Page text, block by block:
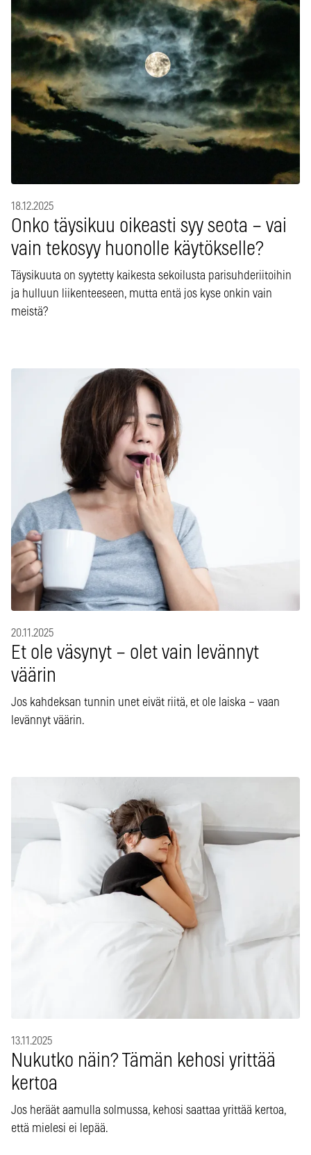
18.12.2025
Onko täysikuu oikeasti syy seota – vai
vain tekosyy huonolle käytökselle?
Täysikuuta on syytetty kaikesta sekoilusta parisuhderiitoihin
ja hulluun liikenteeseen, mutta entä jos kyse onkin vain
meistä?
20.11.2025
Et ole väsynyt – olet vain levännyt
väärin
Jos kahdeksan tunnin unet eivät riitä, et ole laiska – vaan
levännyt väärin.
13.11.2025
Nukutko näin? Tämän kehosi yrittää
kertoa
Jos heräät aamulla solmussa, kehosi saattaa yrittää kertoa,
että mielesi ei lepää.